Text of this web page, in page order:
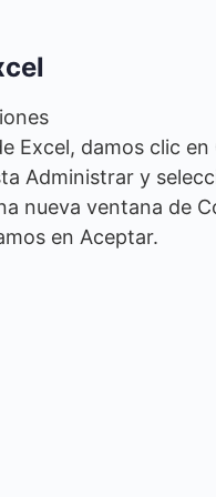
Excel, damos clic en
Administrar y
nueva ventana de
en Aceptar.